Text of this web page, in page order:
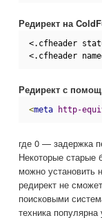
Редирект на
<.cfheader
<.cfheader
Редирект с
<meta http-
где 0 — задержка
Некоторые старые
можно установить
редирект не
поисковыми
техника